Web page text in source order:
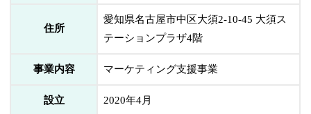
住所
愛知県名古屋市中区大須2-10-45 大須ス
テーションプラザ4階
事業内容 マーケティング支援事業
設立 2020年4月